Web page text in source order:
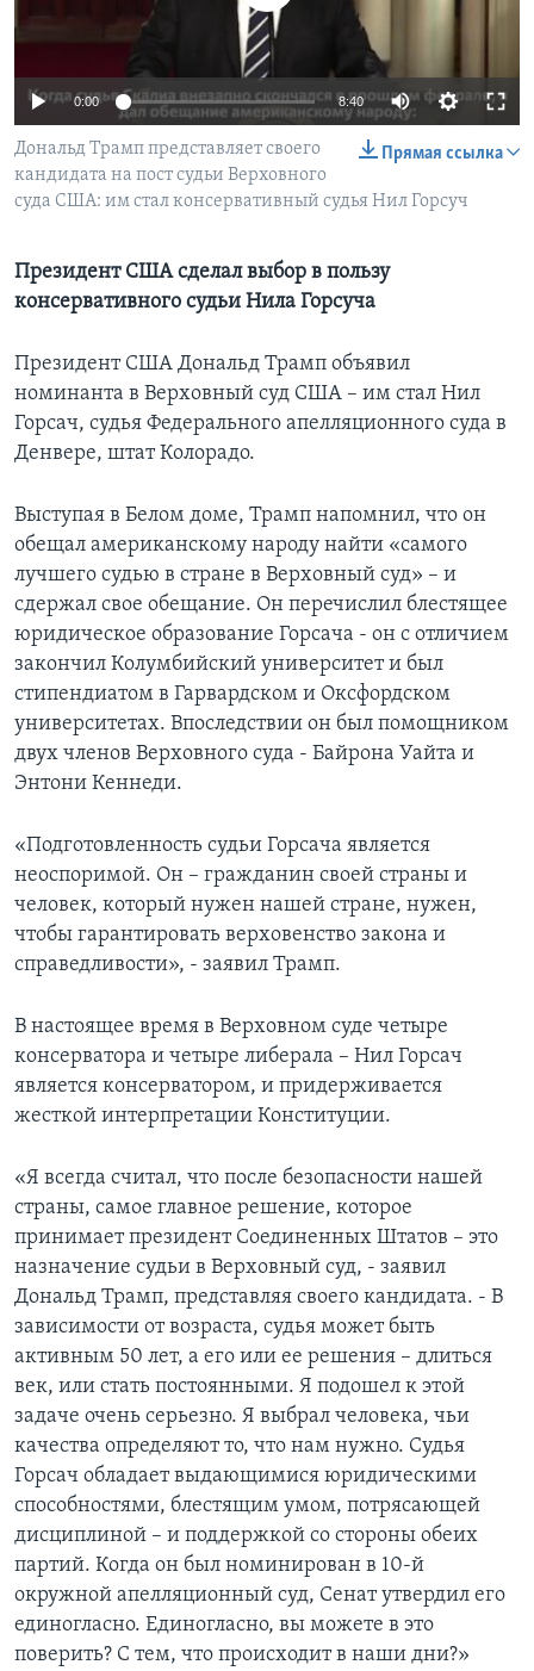
Learning English
СОЦИАЛЬНЫЕ СЕТИ
0:00 8:40
Прямая ссылка
Дональд Трамп представляет своего
кандидата на пост судьи Верховного
суда США: им стал консервативный судья Нил Горсуч
Президент США сделал выбор в пользу
консервативного судьи Нила Горсуча
Президент США Дональд Трамп объявил
номинанта в Верховный суд США – им стал Нил
Горсач, судья Федерального апелляционного суда в
Денвере, штат Колорадо.
Выступая в Белом доме, Трамп напомнил, что он
обещал американскому народу найти «самого
лучшего судью в стране в Верховный суд» – и
сдержал свое обещание. Он перечислил блестящее
юридическое образование Горсача - он с отличием
закончил Колумбийский университет и был
стипендиатом в Гарвардском и Оксфордском
университетах. Впоследствии он был помощником
двух членов Верховного суда - Байрона Уайта и
Энтони Кеннеди.
«Подготовленность судьи Горсача является
неоспоримой. Он – гражданин своей страны и
человек, который нужен нашей стране, нужен,
чтобы гарантировать верховенство закона и
справедливости», - заявил Трамп.
В настоящее время в Верховном суде четыре
консерватора и четыре либерала – Нил Горсач
является консерватором, и придерживается
жесткой интерпретации Конституции.
«Я всегда считал, что после безопасности нашей
страны, самое главное решение, которое
принимает президент Соединенных Штатов – это
назначение судьи в Верховный суд, - заявил
Дональд Трамп, представляя своего кандидата. - В
зависимости от возраста, судья может быть
активным 50 лет, а его или ее решения – длиться
век, или стать постоянными. Я подошел к этой
задаче очень серьезно. Я выбрал человека, чьи
качества определяют то, что нам нужно. Судья
Горсач обладает выдающимися юридическими
способностями, блестящим умом, потрясающей
дисциплиной – и поддержкой со стороны обеих
партий. Когда он был номинирован в 10-й
окружной апелляционный суд, Сенат утвердил его
единогласно. Единогласно, вы можете в это
поверить? С тем, что происходит в наши дни?»